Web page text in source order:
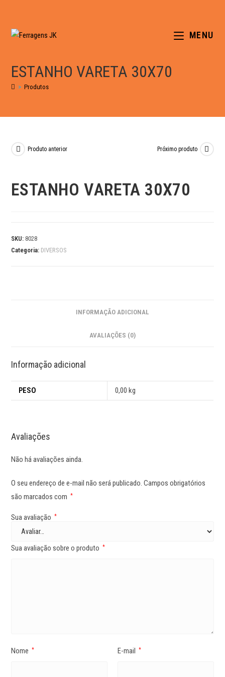
MENU
ESTANHO VARETA 30X70
> Produtos
Produto anterior Próximo produto
ESTANHO VARETA 30X70
SKU: 8028
Categoria: DIVERSOS
INFORMAÇÃO ADICIONAL
AVALIAÇÕES (0)
Informação adicional
PESO 0,00 kg
Avaliações
Não há avaliações ainda.
O seu endereço de e-mail não será publicado. Campos obrigatórios
são marcados com
*
Sua avaliação *
Sua avaliação sobre o produto *
Nome * E-mail *